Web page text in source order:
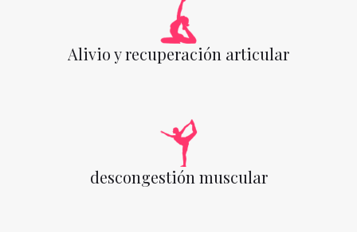
Alivio y recuperación articular
descongestión muscular